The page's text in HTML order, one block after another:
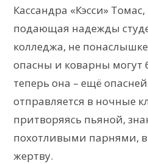
Кассандра «Кэсси»
подающая надежды
колледжа, не понаслышке
опасны и коварны
теперь она – ещё
отправляется в ночные
притворяясь пьяной,
похотливыми парнями,
жертву.